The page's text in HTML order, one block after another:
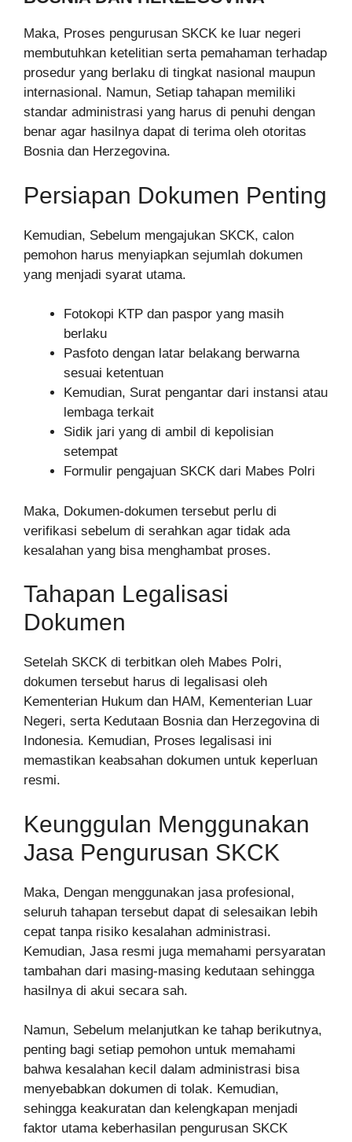
Maka, Proses pengurusan SKCK ke luar negeri
membutuhkan ketelitian serta pemahaman terhadap
prosedur yang berlaku di tingkat nasional maupun
internasional. Namun, Setiap tahapan memiliki
standar administrasi yang harus di penuhi dengan
benar agar hasilnya dapat di terima oleh otoritas
Bosnia dan Herzegovina.
Persiapan Dokumen Penting
Kemudian, Sebelum mengajukan SKCK, calon
pemohon harus menyiapkan sejumlah dokumen
yang menjadi syarat utama.
Fotokopi KTP dan paspor yang masih
berlaku
Pasfoto dengan latar belakang berwarna
sesuai ketentuan
Kemudian, Surat pengantar dari instansi atau
lembaga terkait
Sidik jari yang di ambil di kepolisian
setempat
Formulir pengajuan SKCK dari Mabes Polri
Maka, Dokumen-dokumen tersebut perlu di
verifikasi sebelum di serahkan agar tidak ada
kesalahan yang bisa menghambat proses.
Tahapan Legalisasi
Dokumen
Setelah SKCK di terbitkan oleh Mabes Polri,
dokumen tersebut harus di legalisasi oleh
Kementerian Hukum dan HAM, Kementerian Luar
Negeri, serta Kedutaan Bosnia dan Herzegovina di
Indonesia. Kemudian, Proses legalisasi ini
memastikan keabsahan dokumen untuk keperluan
resmi.
Keunggulan Menggunakan
Jasa Pengurusan SKCK
Maka, Dengan menggunakan jasa profesional,
seluruh tahapan tersebut dapat di selesaikan lebih
cepat tanpa risiko kesalahan administrasi.
Kemudian, Jasa resmi juga memahami persyaratan
tambahan dari masing-masing kedutaan sehingga
hasilnya di akui secara sah.
Namun, Sebelum melanjutkan ke tahap berikutnya,
penting bagi setiap pemohon untuk memahami
bahwa kesalahan kecil dalam administrasi bisa
menyebabkan dokumen di tolak. Kemudian,
sehingga keakuratan dan kelengkapan menjadi
faktor utama keberhasilan pengurusan SKCK